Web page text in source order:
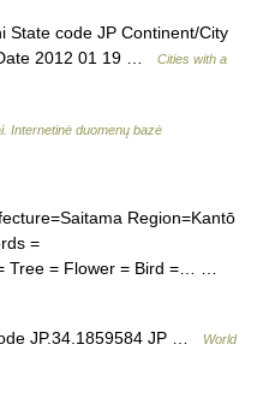
code JP Continent/City
2012 01 19 …
Cities with a
Internetinė duomenų bazė
Region=Kantō
=
Tree = Flower = Bird =… …
JP.34.1859584 JP …
World